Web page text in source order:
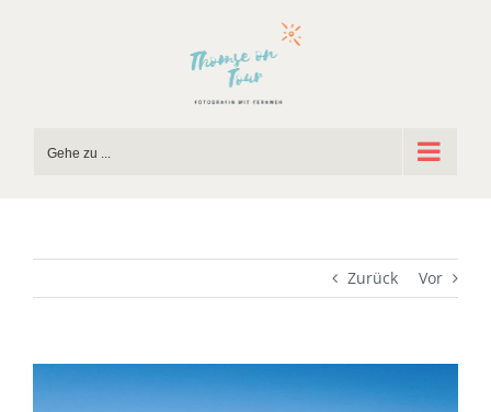
Gehe zu ...
Zurück Vor